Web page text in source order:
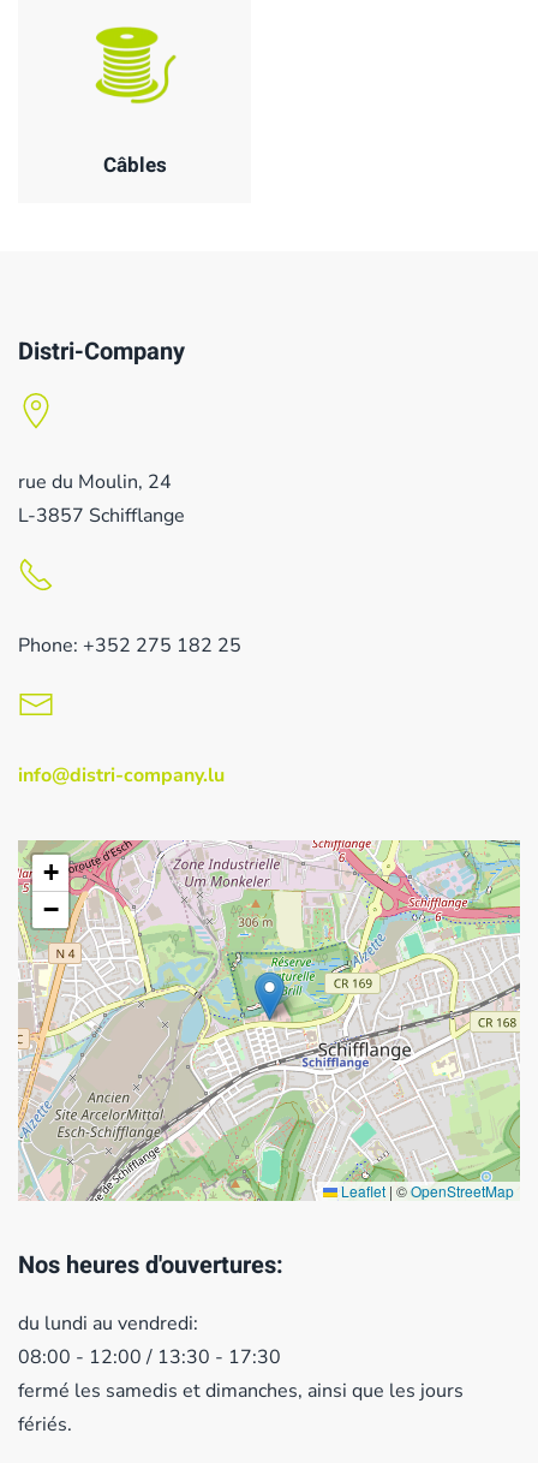
Câbles
Distri-Company
rue du Moulin, 24
L-3857 Schifflange
Phone: +352 275 182 25
info@distri-company.lu
+
−
Leaflet | ©OpenStreetMap
Nos heures d'ouvertures:
du lundi au vendredi:
08:00 - 12:00 / 13:30 - 17:30
fermé les samedis et dimanches, ainsi que les jours
fériés.